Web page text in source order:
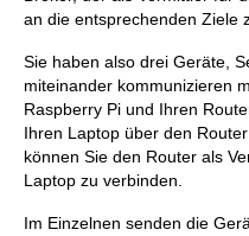
an die entsprechenden Ziele
Sie haben also drei Geräte,
miteinander kommunizieren
Raspberry Pi und Ihren
Ihren Laptop über den
können Sie den Router als
Laptop zu verbinden.
Im Einzelnen senden die